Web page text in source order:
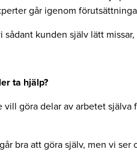
går igenom
sådant kunden själv lätt
ta hjälp?
vill göra delar av arbetet
bra att göra själv, men vi